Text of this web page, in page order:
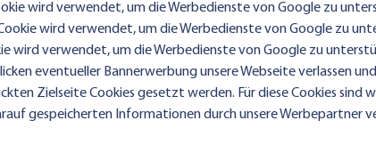
wird verwendet, um die Werbedienste von Google zu
wird verwendet, um die Werbedienste von Google zu
wird verwendet, um die Werbedienste von Google zu
eventueller Bannerwerbung unsere Webseite verlassen
Zielseite Cookies gesetzt werden. Für diese Cookies
gespeicherten Informationen durch unsere Werbepartner